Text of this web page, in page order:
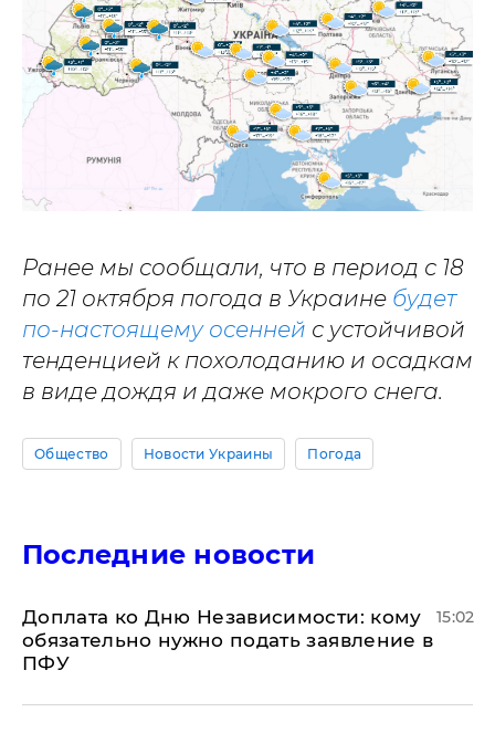
Ранее мы сообщали, что в период с 18
по 21 октября погода в Украине будет
по-настоящему осенней с устойчивой
тенденцией к похолоданию и осадкам
в виде дождя и даже мокрого снега.
Общество Новости Украины Погода
Последние новости
Доплата ко Дню Независимости: кому
обязательно нужно подать заявление в
ПФУ
15:02